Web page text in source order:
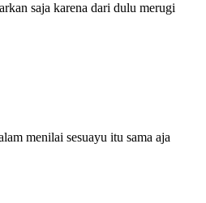
saja karena dari dulu merugi
menilai sesuayu itu sama aja